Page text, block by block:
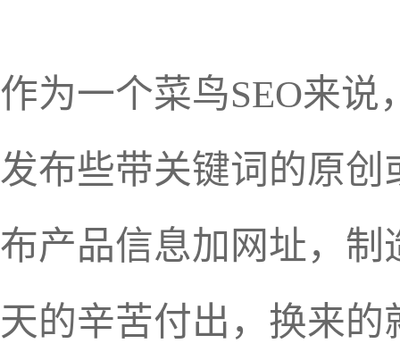
作为一个菜鸟SEO来
发布些带关键词的原
布产品信息加网址，
天的辛苦付出，换来